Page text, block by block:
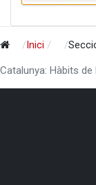
Inici
Catalunya: Hàbits